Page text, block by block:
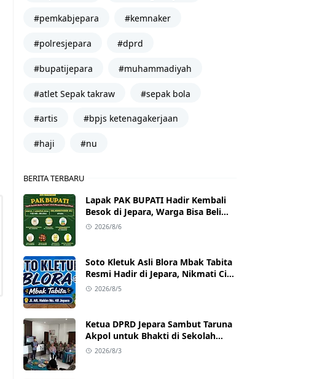
#pemkabjepara #kemnaker
#polresjepara #dprd
#bupatijepara #muhammadiyah
#atlet Sepak takraw #sepak bola
#artis #bpjs ketenagakerjaan
#haji #nu
BERITA TERBARU
Lapak PAK BUPATI Hadir Kembali
Besok di Jepara, Warga Bisa Beli
Beras hingga Minyak Goreng
2026/8/6
Soto Kletuk Asli Blora Mbak Tabita
Resmi Hadir di Jepara, Nikmati Cita
Rasa Autentik Mulai Rp10 Ribu
2026/8/5
Ketua DPRD Jepara Sambut Taruna
Akpol untuk Bhakti di Sekolah
Rakyat Jepara
2026/8/3